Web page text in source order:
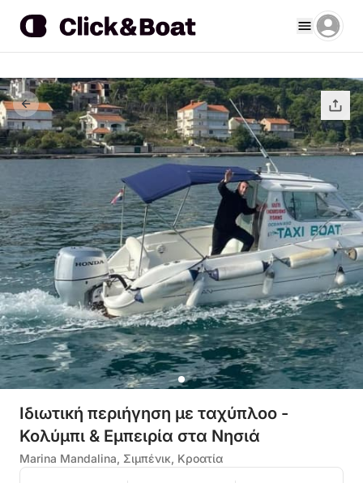
Ιδιωτική περιήγηση με ταχύπλοο -
Κολύμπι & Εμπειρία στα Νησιά
Marina Mandalina, Σιμπένικ, Κροατία